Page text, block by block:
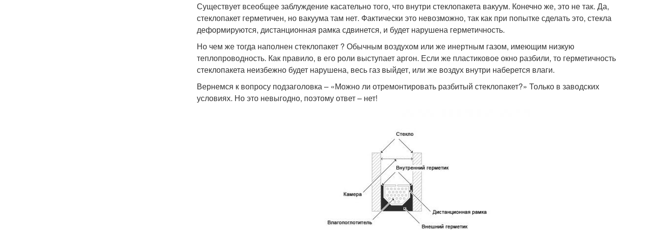
Существует всеобщее заблуждение касательно того, что внутри стеклопакета вакуум. Конечно же, это не так. Да,
стеклопакет герметичен, но вакуума там нет. Фактически это невозможно, так как при попытке сделать это, стекла
деформируются, дистанционная рамка сдвинется, и будет нарушена герметичность.
Но чем же тогда наполнен стеклопакет ? Обычным воздухом или же инертным газом, имеющим низкую
теплопроводность. Как правило, в его роли выступает аргон. Если же пластиковое окно разбили, то герметичность
стеклопакета неизбежно будет нарушена, весь газ выйдет, или же воздух внутри наберется влаги.
Вернемся к вопросу подзаголовка – «Можно ли отремонтировать разбитый стеклопакет?» Только в заводских
условиях. Но это невыгодно, поэтому ответ – нет!